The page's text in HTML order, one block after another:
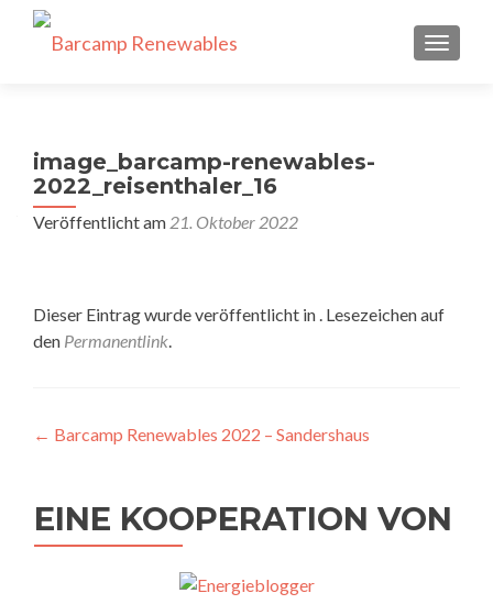
image_barcamp-renewables-
2022_reisenthaler_16
Veröffentlicht am 21. Oktober 2022
Dieser Eintrag wurde veröffentlicht in . Lesezeichen auf
den Permanentlink.
Beitragsnavigation
← Barcamp Renewables 2022 – Sandershaus
EINE KOOPERATION VON